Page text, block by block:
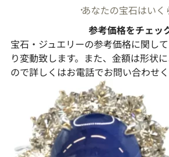
あなたの宝石はいく
参考価格をチェッ
宝石・ジュエリーの参考価格に関し
り変動致します。また、金額は形状
ので詳しくはお電話でお問い合わせく